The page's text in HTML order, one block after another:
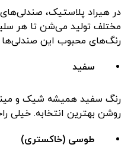
در هیراد پلاستیک،
مختلف تولید می‌شن تا هر
رنگ‌های محبوب این صندلی‌ها
سفید
رنگ سفید همیشه شیک و
روشن بهترین انتخابه.
طوسی (خاکستری)